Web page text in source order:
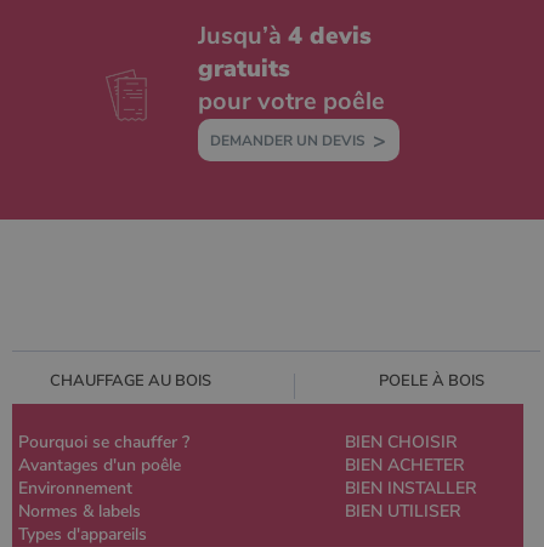
Jusqu’à4 devis
gratuits
pour votre poêle
DEMANDER UN DEVIS
CHAUFFAGE AU BOIS POELE À BOIS
Pourquoi se chauffer ?
Avantages d'un poêle
Environnement
Normes & labels
Types d'appareils
BIEN CHOISIR
BIEN ACHETER
BIEN INSTALLER
BIEN UTILISER